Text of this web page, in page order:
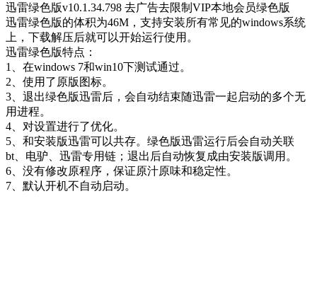
迅雷绿色版v10.1.34.798 去广告去限制VIP本地会员绿色版
迅雷绿色版的体积为46M，支持安装所有常见的windows系统
上，下载解压后就可以开始运行使用。
迅雷绿色版特点：
1、在windows 7和win10下测试通过。
2、使用了原版图标。
3、退出绿色版迅雷后，会自动结束随迅雷一起启动的多个无
用进程。
4、对设置进行了优化。
5、和安装版迅雷可以共存。绿色版迅雷运行后会自动关联
bt、电驴、迅雷专用链；退出后自动恢复成由安装版调用。
6、没有修改原程序，保证原汁原味和稳定性。
7、默认开机不自动启动。